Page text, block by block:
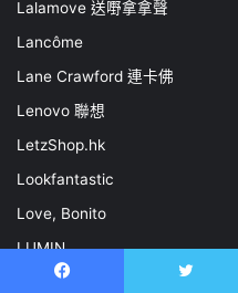
Lalamove 送嘢拿拿聲
Lancôme
Lane Crawford 連卡佛
Lenovo 聯想
LetzShop.hk
Lookfantastic
Love, Bonito
LUMIN
M·A·C